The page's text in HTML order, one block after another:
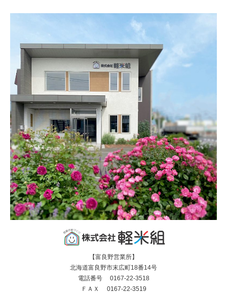
【富良野営業所】
北海道富良野市末広町18番14号
電話番号 0167-22-3518
ＦＡＸ 0167-22-3519